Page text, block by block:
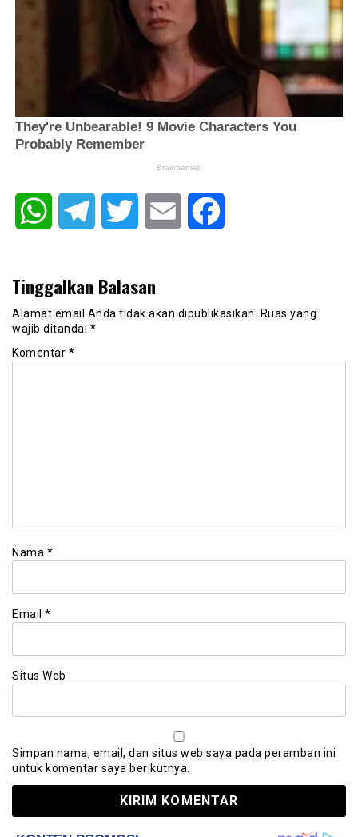
WhatsAppTelegram Twitter Email
Tinggalkan Balasan
Alamat email Anda tidak akan dipublikasikan.
Ruas yang
wajib ditandai *
Komentar *
Nama *
Email *
Situs Web
Simpan nama, email, dan situs web saya pada peramban ini
untuk komentar saya berikutnya.